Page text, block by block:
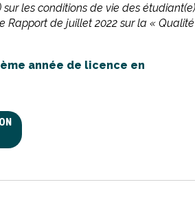
les conditions de vie des
Rapport de juillet 2022 sur la « Qualité
année de licence en